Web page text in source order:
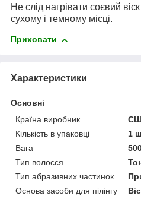
Не слід нагрівати соєвий
сухому і темному місці.
Приховати
Характеристики
Основні
Країна виробник
Кількість в упаковці
1
Вага
Тип волосся
Тип абразивних частинок
Основа засоби для пілінгу